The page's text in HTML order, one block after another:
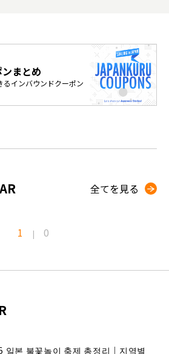
まとめ
インバウンドクーポン
全てを見る
1 | 0
일본 불꽃놀이 축제 총정리｜지역별